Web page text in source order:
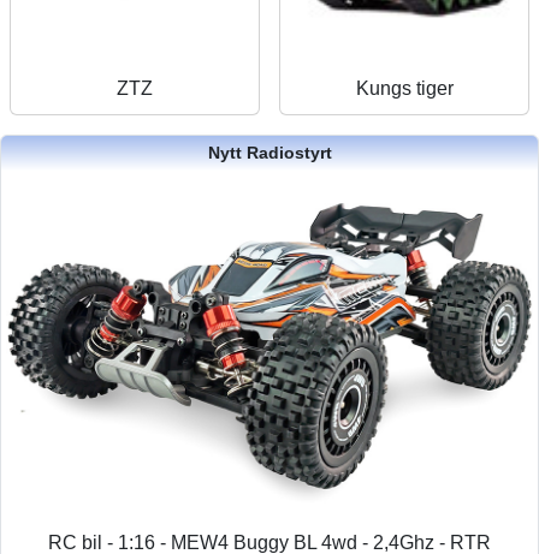
ZTZ Kungs tiger
Nytt Radiostyrt
RC bil - 1:16 - MEW4 Buggy BL 4wd - 2,4Ghz - RTR